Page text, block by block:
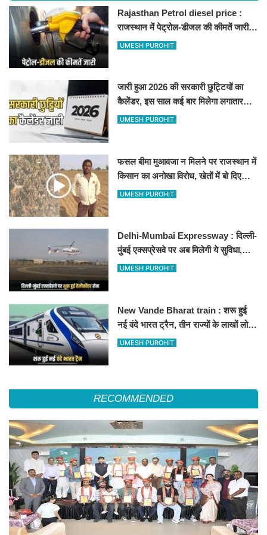
Rajasthan Petrol diesel price :
राजस्थान में पेट्रोल-डीजल की कीमतें जारी,
जानिए बीकानेर समेत पुरे प्रदेश में नए रेट
UMESH PUROHIT
जारी हुआ 2026 की सरकारी छुट्टियों का
कैलेंडर, इस साल कई बार मिलेगा लगातार
अवकाश, देखें
UMESH PUROHIT
फसल बीमा मुआवजा न मिलने पर राजस्थान में
किसान का अनोखा विरोध, खेतों में बो दिए
500-500 रुपए के नोट, वीडियो वायरल
UMESH PUROHIT
Delhi-Mumbai Expressway : दिल्ली-
मुंबई एक्सप्रेसवे पर अब मिलेगी ये सुविधा,
हेलीकॉप्टर सर्विस से तुरंत घायल पहुंचेगा
UMESH PUROHIT
New Vande Bharat train : शरू हुई
नई वंदे भारत ट्रैन, तीन राज्यों के लाखों लोगों
का सफर होगा आसान, देखें पूरा रूटमैप
UMESH PUROHIT
RECOMMENDED